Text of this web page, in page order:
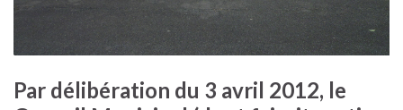
Par délibération du 3 avril 2012, le